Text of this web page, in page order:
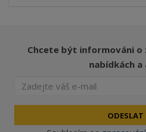
Chcete být informováni o
nabídkách a
ODESLAT